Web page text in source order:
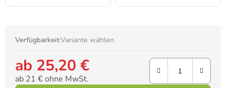
Verfügbarkeit:Variante wählen
ab 25,20 €
ab 21 €ohne MwSt.